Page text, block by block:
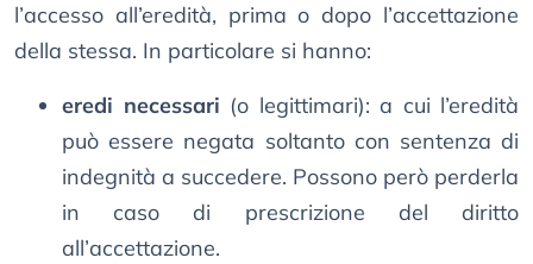
l’accesso all’eredità, prima o dopo l’accettazione
della stessa. In particolare si hanno:
eredi necessari (o legittimari): a cui l’eredità
può essere negata soltanto con sentenza di
indegnità a succedere. Possono però perderla
in caso di prescrizione del diritto
all’accettazione.